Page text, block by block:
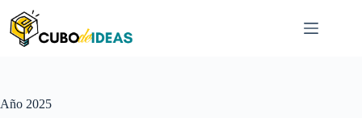
contenido
Año 2025